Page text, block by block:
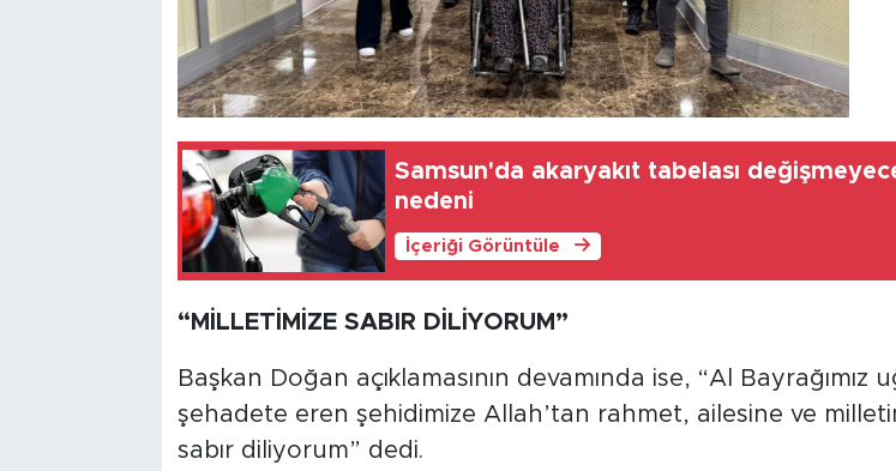
Samsun'da akaryakıt tabelası
nedeni
İçeriği Görüntüle
“MİLLETİMİZE SABIR DİLİYORUM”
Başkan Doğan açıklamasının devamında ise, “Al Bayrağımız
şehadete eren şehidimize Allah’tan rahmet, ailesine ve
sabır diliyorum” dedi.